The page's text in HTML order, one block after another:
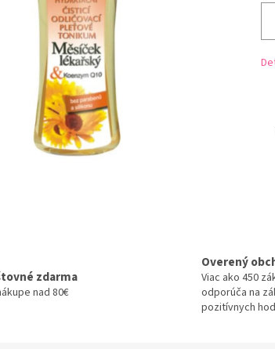
zdarma
nad 80€
Overený
Viac ako 450
odporúča na
pozitívnych